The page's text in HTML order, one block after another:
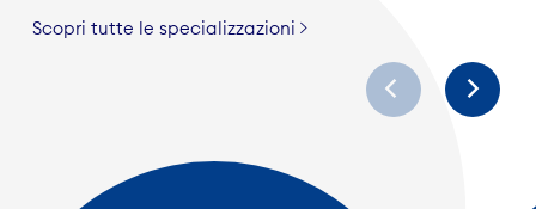
Scopri tutte le specializzazioni